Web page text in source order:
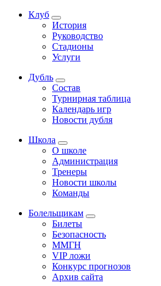
Клуб
История
Руководство
Стадионы
Услуги
Дубль
Состав
Турнирная таблица
Календарь игр
Новости дубля
Школа
О школе
Администрация
Тренеры
Новости школы
Команды
Болельщикам
Билеты
Безопасность
ММГН
VIP ложи
Конкурс прогнозов
Архив сайта